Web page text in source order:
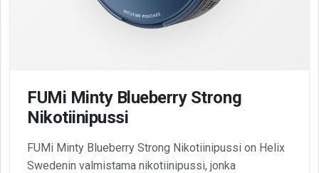
FUMi Minty Blueberry Strong
Nikotiinipussi
FUMi Minty Blueberry Strong Nikotiinipussi on Helix
Swedenin valmistama nikotiinipussi, jonka